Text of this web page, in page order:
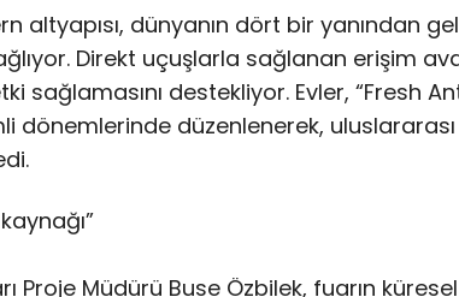
altyapısı, dünyanın dört bir yanından
Direkt uçuşlarla sağlanan erişim
sağlamasını destekliyor. Evler, “Fresh
dönemlerinde düzenlenerek,
Proje Müdürü Buse Özbilek, fuarın